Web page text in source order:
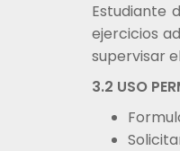
Estudiante
ejercicios
supervisar
3.2 USO